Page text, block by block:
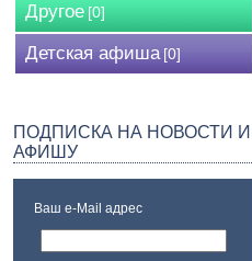
Другое [0]
Детская афиша [0]
ПОДПИСКА НА НОВОСТИ И
АФИШУ
Ваш e-Mail адрес